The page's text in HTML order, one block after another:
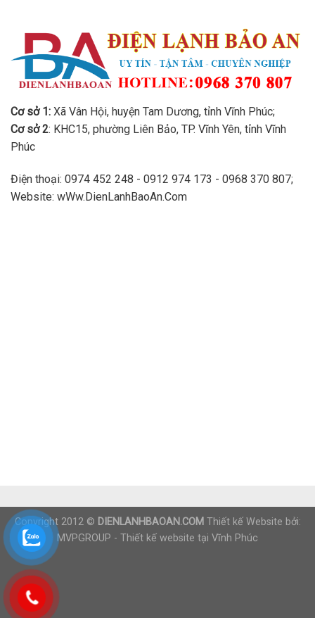
Cơ sở 1: Xã Vân Hội, huyện Tam Dương, tỉnh Vĩnh Phúc;
Cơ sở 2: KHC15, phường Liên Bảo, TP. Vĩnh Yên, tỉnh Vĩnh
Phúc
Điện thoại: 0974 452 248 - 0912 974 173 - 0968 370 807;
Website: wWw.DienLanhBaoAn.Com
Copyright 2012 © DIENLANHBAOAN.COM Thiết kế Website bởi:
MVPGROUP - Thiết kế website tại Vĩnh Phúc